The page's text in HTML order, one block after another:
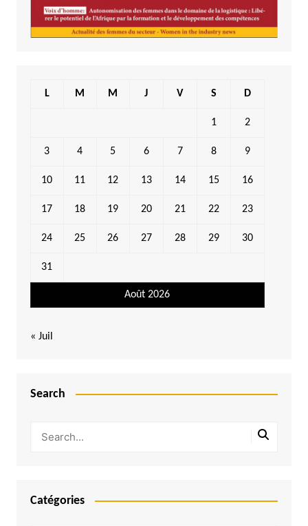
Août 2026
L M M J V S D
1 2
3 4 5 6 7 8 9
10 11 12 13 14 15 16
17 18 19 20 21 22 23
24 25 26 27 28 29 30
31
« Juil
Search
Catégories